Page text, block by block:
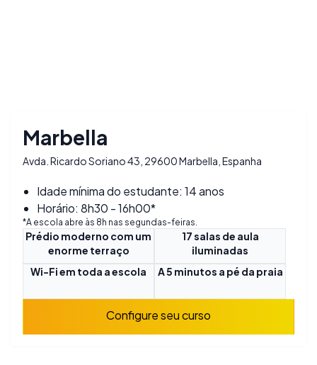
Marbella
Avda. Ricardo Soriano 43, 29600 Marbella, Espanha
Idade mínima do estudante: 14 anos
Horário: 8h30 - 16h00*
*A escola abre às 8h nas segundas-feiras.
Prédio moderno com um
enorme terraço
17 salas de aula
iluminadas
Wi-Fi em toda a escola
A 5 minutos a pé da praia
Configure seu curso